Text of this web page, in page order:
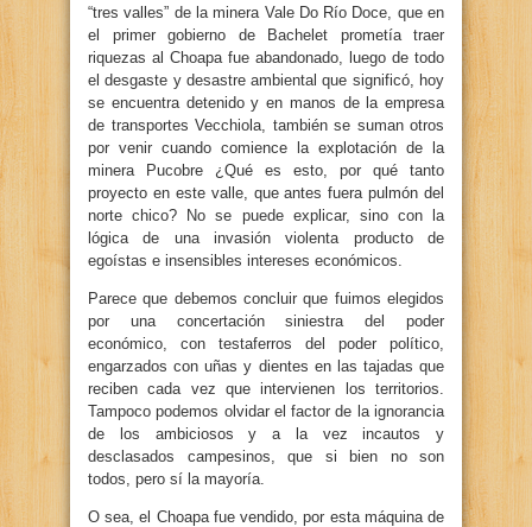
“tres valles” de la minera Vale Do Río Doce, que en
el primer gobierno de Bachelet prometía traer
riquezas al Choapa fue abandonado, luego de todo
el desgaste y desastre ambiental que significó, hoy
se encuentra detenido y en manos de la empresa
de transportes Vecchiola, también se suman otros
por venir cuando comience la explotación de la
minera Pucobre ¿Qué es esto, por qué tanto
proyecto en este valle, que antes fuera pulmón del
norte chico? No se puede explicar, sino con la
lógica de una invasión violenta producto de
egoístas e insensibles intereses económicos.
Parece que debemos concluir que fuimos elegidos
por una concertación siniestra del poder
económico, con testaferros del poder político,
engarzados con uñas y dientes en las tajadas que
reciben cada vez que intervienen los territorios.
Tampoco podemos olvidar el factor de la ignorancia
de los ambiciosos y a la vez incautos y
desclasados campesinos, que si bien no son
todos, pero sí la mayoría.
O sea, el Choapa fue vendido, por esta máquina de